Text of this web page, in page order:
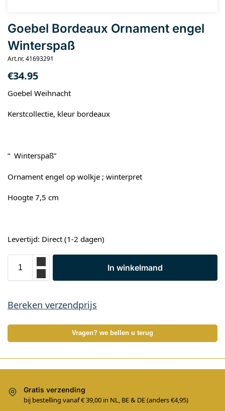
Goebel Bordeaux Ornament engel
Winterspaß
Art.nr. 41693291
€34.95
Goebel Weihnacht
Kerstcollectie, kleur bordeaux
“ Winterspaß”
Ornament engel op wolkje ; winterpret
Hoogte 7,5 cm
Levertijd: Direct (1-2 dagen)
In winkelmand
Bereken verzendprijs
Vragen? we bellen u terug
Gratis verzending
bij bestelling vanaf € 39,00 in NL, BE & DE (anders €4,95)